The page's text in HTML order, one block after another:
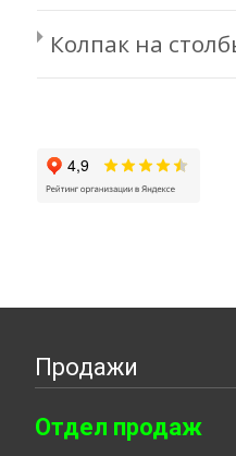
Колпак на
Продажи
Отдел продаж